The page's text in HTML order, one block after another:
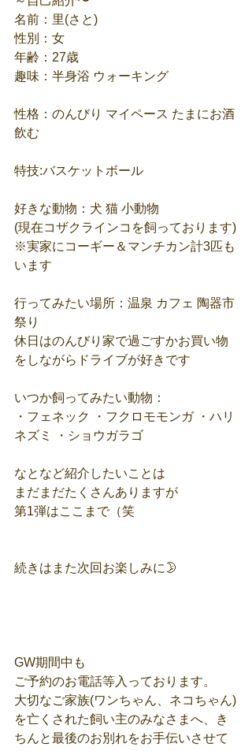
名前：里(さと)
性別：女
年齢：27歳
趣味：半身浴 ウォーキング
性格：のんびり マイペース たまにお酒
飲む
特技:バスケットボール
好きな動物：犬 猫 小動物
(現在コザクラインコを飼っております)
※実家にコーギー＆マンチカン計3匹も
います
行ってみたい場所：温泉 カフェ 陶器市
祭り
休日はのんびり家で過ごすかお買い物
をしながらドライブが好きです
いつか飼ってみたい動物：
・フェネック ・フクロモモンガ ・ハリ
ネズミ ・ショウガラゴ
なとなど紹介したいことは
まだまだたくさんありますが
第1弾はここまで（笑
続きはまた次回お楽しみに🌛
GW期間中も
ご予約のお電話等入っております。
大切なご家族(ワンちゃん、ネコちゃん)
を亡くされた飼い主のみなさまへ、き
ちんと最後のお別れをお手伝いさせて